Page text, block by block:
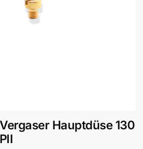
Hauptdüse 130